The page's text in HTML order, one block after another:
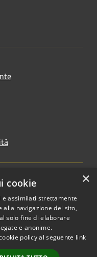
© 2026 • Comune di
di Romagna •
byMunicipium
Accesso redazione
×
cookie
e assimilati strettamente
alla navigazione del sito,
solo fine di elaborare
e anonime.
policy al seguente link